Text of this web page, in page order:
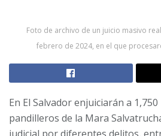
Foto de archivo de un juicio masivo
febrero de 2024, en el que
En El Salvador enjuiciarán a
pandilleros de la Mara